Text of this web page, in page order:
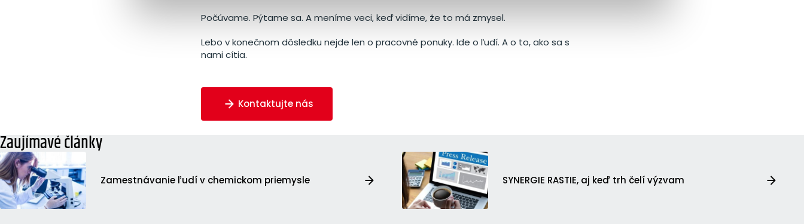
Počúvame. Pýtame sa. A meníme veci, keď vidíme, že to má zmysel.
Lebo v konečnom dôsledku nejde len o pracovné ponuky. Ide o ľudí. A o to, ako sa s
nami cítia.
Kontaktujte nás
Zaujímavé články
Zamestnávanie ľudí v chemickom priemysle SYNERGIE RASTIE, aj keď trh čelí výzvam